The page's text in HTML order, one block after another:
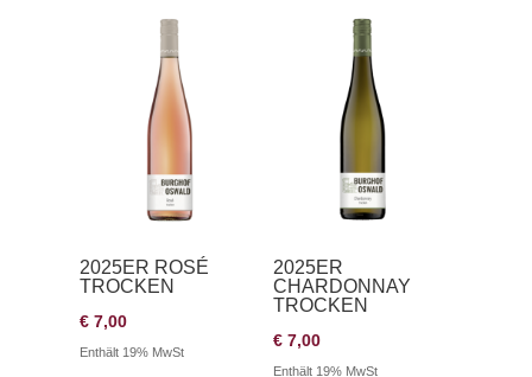
2025ER ROSÉ
TROCKEN
€ 7,00
Enthält 19% MwSt
2025ER
CHARDONNAY
TROCKEN
€ 7,00
Enthält 19% MwSt